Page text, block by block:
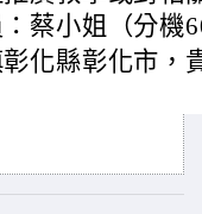
蔡小姐（分機
化縣彰化市，